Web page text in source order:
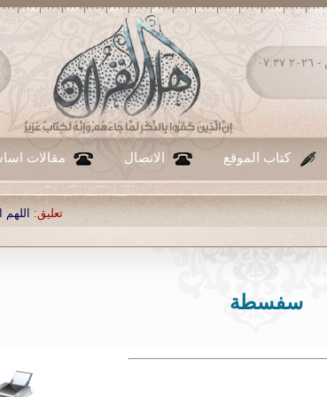
السبت ٠٨ - أغسطس - ٢٠٢٦ ٠٧:٣٧
كتاب الموقع الاتصال مقالات
اللهم اشفي عبدك احمد
سفسطة